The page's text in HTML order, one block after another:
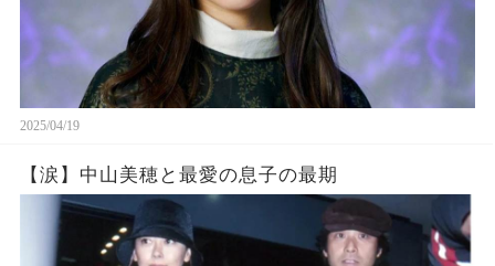
2025/04/19
【涙】中山美穂と最愛の息子の最期